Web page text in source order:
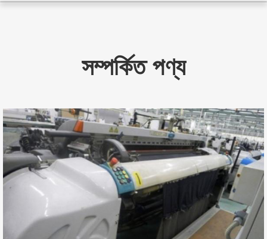
সম্পর্কিত পণ্য